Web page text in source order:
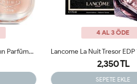
Lancome La Nuit Tresor EDP 100ML Kadın Parfüm ARC JLT
4 AL 3 ÖDE
2,850 TL
SEPETE EKLE